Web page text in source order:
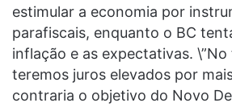
estimular a economia por
parafiscais, enquanto o BC
inflação e as expectativas.
teremos juros elevados por
contraria o objetivo do Novo